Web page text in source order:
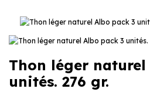
Thon léger
unités. 276 gr.